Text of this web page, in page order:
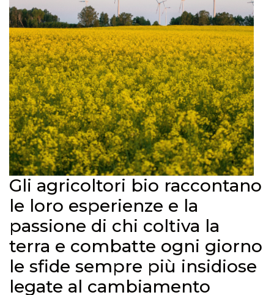
Gli agricoltori bio raccontano
le loro esperienze e la
passione di chi coltiva la
terra e combatte ogni giorno
le sfide sempre più insidiose
legate al cambiamento